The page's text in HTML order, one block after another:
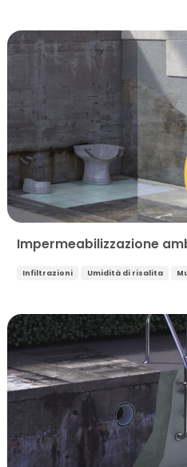
Impermeabilizzazione
Infiltrazioni Umidità di risalita